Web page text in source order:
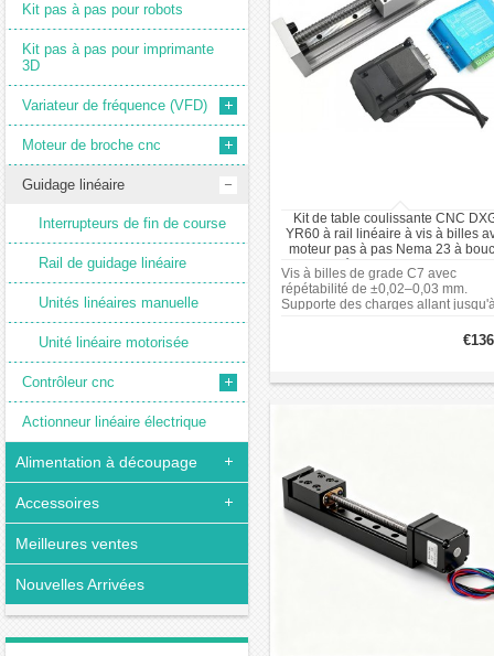
Kit pas à pas pour robots
Kit pas à pas pour imprimante
3D
Variateur de fréquence (VFD)
Moteur de broche cnc
Guidage linéaire
Interrupteurs de fin de course
Rail de guidage linéaire
Unités linéaires manuelle
Unité linéaire motorisée
Contrôleur cnc
Actionneur linéaire électrique
Alimentation à découpage
Accessoires
Meilleures ventes
Nouvelles Arrivées
Kit de table coulissante CNC
YR60 à rail linéaire à vis à billes
moteur pas à pas Nema 23 à
fermée et kit de commande
Vis à billes de grade C7 avec
répétabilité de ±0,02–0,03 mm.
Supporte des charges allant
verticalement. Système moteur à
division de 16 pas et fréquence de